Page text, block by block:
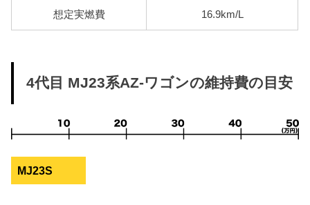
想定実燃費 16.9km/L
4代目 MJ23系AZ-ワゴンの維持費の目安
MJ23S